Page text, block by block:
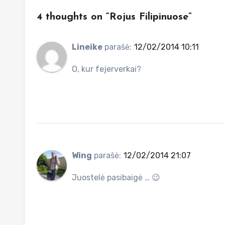
4 thoughts on “Rojus Filipinuose”
Lineike parašė: 12/02/2014 10:11
O, kur fejerverkai?
Wing parašė: 12/02/2014 21:07
Juostelė pasibaigė … 😉